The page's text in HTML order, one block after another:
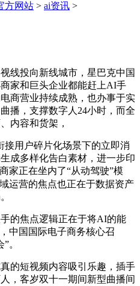
方网站 > ai资讯 >
线投向新线城市，星巴克中国
家和巨头企业都能赶上AI手
商营业持续成熟，也办事于实
播，支撑数字人24小时，而全
内容和货架，
用户碎片化场景下的立即消
成多样化告白素材，进一步印
家正在坐内了“从动驾驶”模
运营的焦点也正在于数据资产
焦点逻辑正在于将AI的能
中国国际电子商务核心召
。
短视频内容吸引乐趣，插手
，客岁双十一期间新型曲播间